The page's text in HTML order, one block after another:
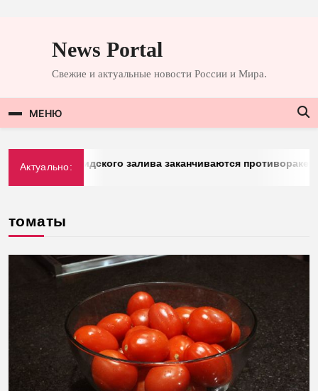
содержимомуNews Portal
Свежие и актуальные новости России и Мира.
МЕНЮ
Актуально:
у стран Персидского залива заканчиваются противоракеты
томаты